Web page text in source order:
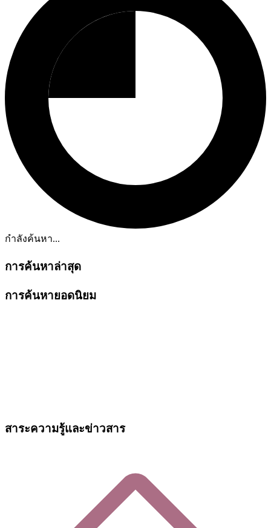
กำลังค้นหา...
การค้นหาล่าสุด
การค้นหายอดนิยม
สาระความรู้และข่าวสาร